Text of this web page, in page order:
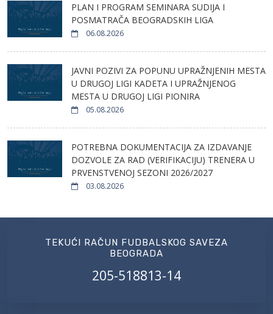
PLAN I PROGRAM SEMINARA SUDIJA I
POSMATRAČA BEOGRADSKIH LIGA
06.08.2026
JAVNI POZIVI ZA POPUNU UPRAŽNJENIH MESTA
U DRUGOJ LIGI KADETA I UPRAŽNJENOG
MESTA U DRUGOJ LIGI PIONIRA
05.08.2026
POTREBNA DOKUMENTACIJA ZA IZDAVANJE
DOZVOLE ZA RAD (VERIFIKACIJU) TRENERA U
PRVENSTVENOJ SEZONI 2026/2027
03.08.2026
TEKUĆI RAČUN FUDBALSKOG SAVEZA
BEOGRADA
205-518813-14